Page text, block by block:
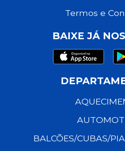
Termos e
BAIXE JÁ
BALCÕES/CUBAS/